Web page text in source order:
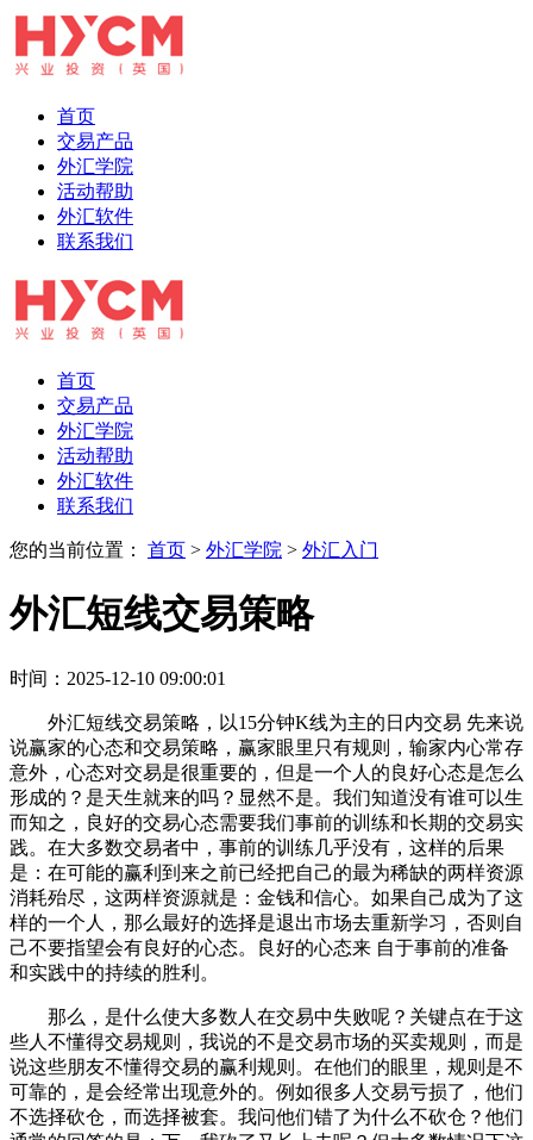
首页
交易产品
外汇学院
活动帮助
外汇软件
联系我们
首页
交易产品
外汇学院
活动帮助
外汇软件
联系我们
您的当前位置： 首页 > 外汇学院 > 外汇入门
外汇短线交易策略
时间：2025-12-10 09:00:01
外汇短线交易策略，以15分钟K线为主的日内交易 先来说
说赢家的心态和交易策略，赢家眼里只有规则，输家内心常存
意外，心态对交易是很重要的，但是一个人的良好心态是怎么
形成的？是天生就来的吗？显然不是。我们知道没有谁可以生
而知之，良好的交易心态需要我们事前的训练和长期的交易实
践。在大多数交易者中，事前的训练几乎没有，这样的后果
是：在可能的赢利到来之前已经把自己的最为稀缺的两样资源
消耗殆尽，这两样资源就是：金钱和信心。如果自己成为了这
样的一个人，那么最好的选择是退出市场去重新学习，否则自
己不要指望会有良好的心态。良好的心态来 自于事前的准备
和实践中的持续的胜利。
那么，是什么使大多数人在交易中失败呢？关键点在于这
些人不懂得交易规则，我说的不是交易市场的买卖规则，而是
说这些朋友不懂得交易的赢利规则。在他们的眼里，规则是不
可靠的，是会经常出现意外的。例如很多人交易亏损了，他们
不选择砍仓，而选择被套。我问他们错了为什么不砍仓？他们